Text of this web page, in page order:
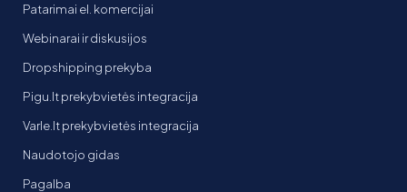
Patarimai el. komercijai
Webinarai ir diskusijos
Dropshipping prekyba
Pigu.lt prekybvietės integracija
Varle.lt prekybvietės integracija
Naudotojo gidas
Pagalba